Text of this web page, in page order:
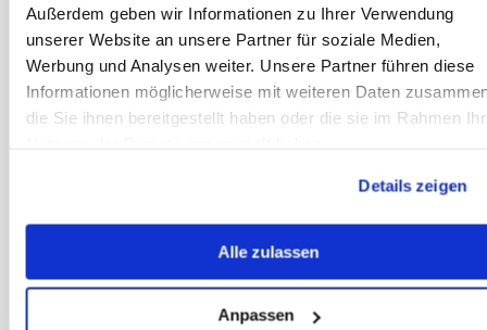
Außerdem geben wir Informationen zu Ihrer Verwendung
unserer Website an unsere Partner für soziale Medien,
Werbung und Analysen weiter. Unsere Partner führen diese
Informationen möglicherweise mit weiteren Daten
die Sie ihnen bereitgestellt haben oder die sie im Rahmen
Details zeigen
Alle zulassen
Anpassen
Artikel lesen
Factsheet:
Hufrehe
was im Ernstfall
zu tun ist.
Kompakt erklärt